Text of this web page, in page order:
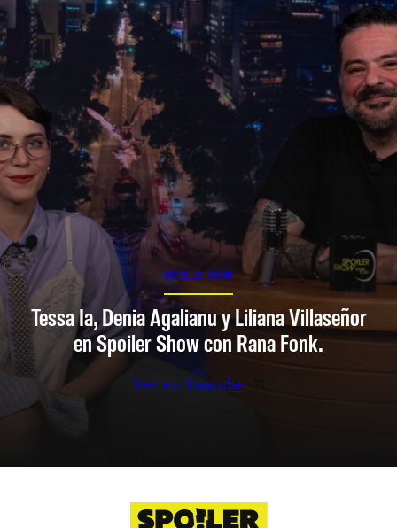
SPOILER SHOW
Tessa Ia, Denia Agalianu y Liliana Villaseñor
en Spoiler Show con Rana Fonk.
Ver en Youtube